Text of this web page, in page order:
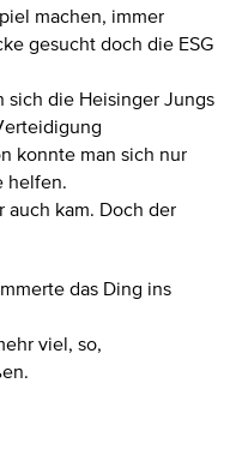
machen, immer
gesucht doch die ESG
sich die Heisinger Jungs
konnte man sich nur
helfen.
kam. Doch der
das Ding ins
viel, so,